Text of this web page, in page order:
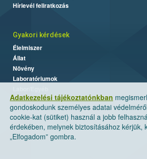
Adatkezelési tájékoztatónkban
gondoskodunk személyes adatai
cookie-kat (sütiket) használ a jobb
érdekében, melynek biztosításához kérjük,
„Elfogadom” gombra.
Hírlevél feliratkozás
Gyakori kérdések
Élelmiszer
Állat
Növény
Laboratóriumok